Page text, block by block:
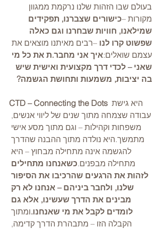
בעולם שבו הזהות שלנו נרקמת ממגוון
מקורות –כישורים שצברנו, תפקידים
שמילאנו, חוויות שבחרנו וגם כאלה
שפשוט קרו לנו –רבים מאיתנו מוצאים את
עצמם שואלים:איך אני מחבר.ת את כל מי
שאני – לכדי דרך מקצועית ואישית שיש
בה יציבות, משמעות ותחושת הגשמה?
CTD – Connecting the Dots
עבודה שצמחה מתוך שנים של ליווי אנשים,
משפחות וקהילות – וגם מתוך מסע אישי
מתמשך.היא נולדה מתוך ההבנה שהדרך
להגשמה אינה מתחילה מבחוץ – היא
מתחילה מבפנים.כשאנחנו מתחילים
לזהות את הרגעים שהרכיבו את הסיפור
שלנו, ולחבר ביניהם – אנחנו לא רק
מבינים את הדרך שעשינו, אלא גם
לומדים לקבל את מי שאנחנו.ומתוך
הקבלה הזו – מתבהרת הדרך קדימה,